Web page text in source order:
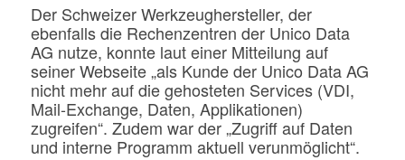
Der Schweizer Werkzeughersteller, der
ebenfalls die Rechenzentren der Unico Data
AG nutze, konnte laut einer Mitteilung auf
seiner Webseite „als Kunde der Unico Data AG
nicht mehr auf die gehosteten Services (VDI,
Mail-Exchange, Daten, Applikationen)
zugreifen“. Zudem war der „Zugriff auf Daten
und interne Programm aktuell verunmöglicht“.